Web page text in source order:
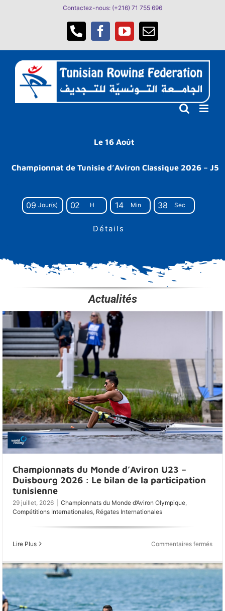
Contactez-nous: (+216) 71 755 696
Téléphone
Facebook
YouTube
Email
Le 16 Août
Championnat de Tunisie d’Aviron Classique 2026 – J5
09 Jour(s) 02 H 14 Min 37 Sec
Détails
Actualités
Championnats du Monde d’Aviron U23 –
Duisbourg 2026 : Le bilan de la participation
tunisienne
29 juillet, 2026 Championnats du Monde d’Aviron Olympique
Compétitions Internationales Régates Internationales
Lire Plus Commentaires ferméssur
U23
–